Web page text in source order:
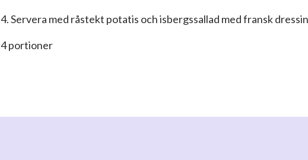
4. Servera med råstekt potatis och isbergssallad med fransk
4 portioner